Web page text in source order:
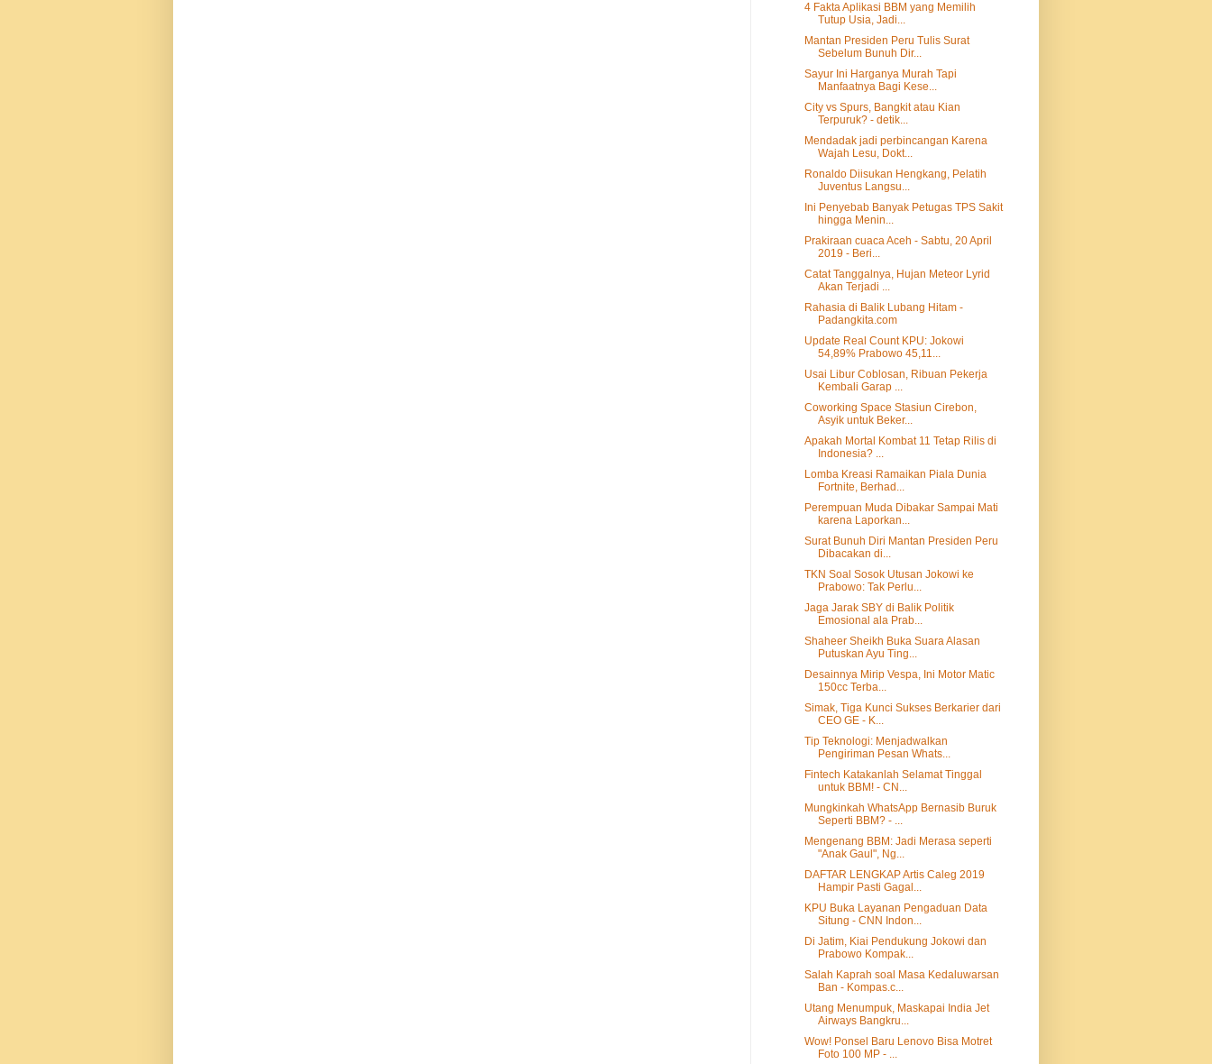
4 Fakta Aplikasi BBM yang Memilih
Tutup Usia, Jadi...
Mantan Presiden Peru Tulis Surat
Sebelum Bunuh Dir...
Sayur Ini Harganya Murah Tapi
Manfaatnya Bagi Kese...
City vs Spurs, Bangkit atau Kian
Terpuruk? - detik...
Mendadak jadi perbincangan Karena
Wajah Lesu, Dokt...
Ronaldo Diisukan Hengkang, Pelatih
Juventus Langsu...
Ini Penyebab Banyak Petugas TPS Sakit
hingga Menin...
Prakiraan cuaca Aceh - Sabtu, 20 April
2019 - Beri...
Catat Tanggalnya, Hujan Meteor Lyrid
Akan Terjadi ...
Rahasia di Balik Lubang Hitam -
Padangkita.com
Update Real Count KPU: Jokowi
54,89% Prabowo 45,11...
Usai Libur Coblosan, Ribuan Pekerja
Kembali Garap ...
Coworking Space Stasiun Cirebon,
Asyik untuk Beker...
Apakah Mortal Kombat 11 Tetap Rilis di
Indonesia? ...
Lomba Kreasi Ramaikan Piala Dunia
Fortnite, Berhad...
Perempuan Muda Dibakar Sampai Mati
karena Laporkan...
Surat Bunuh Diri Mantan Presiden Peru
Dibacakan di...
TKN Soal Sosok Utusan Jokowi ke
Prabowo: Tak Perlu...
Jaga Jarak SBY di Balik Politik
Emosional ala Prab...
Shaheer Sheikh Buka Suara Alasan
Putuskan Ayu Ting...
Desainnya Mirip Vespa, Ini Motor Matic
150cc Terba...
Simak, Tiga Kunci Sukses Berkarier dari
CEO GE - K...
Tip Teknologi: Menjadwalkan
Pengiriman Pesan Whats...
Fintech Katakanlah Selamat Tinggal
untuk BBM! - CN...
Mungkinkah WhatsApp Bernasib Buruk
Seperti BBM? - ...
Mengenang BBM: Jadi Merasa seperti
"Anak Gaul", Ng...
DAFTAR LENGKAP Artis Caleg 2019
Hampir Pasti Gagal...
KPU Buka Layanan Pengaduan Data
Situng - CNN Indon...
Di Jatim, Kiai Pendukung Jokowi dan
Prabowo Kompak...
Salah Kaprah soal Masa Kedaluwarsan
Ban - Kompas.c...
Utang Menumpuk, Maskapai India Jet
Airways Bangkru...
Wow! Ponsel Baru Lenovo Bisa Motret
Foto 100 MP - ...